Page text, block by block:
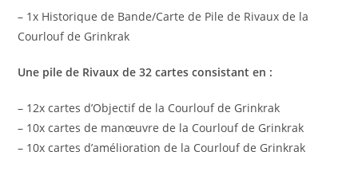
– 1x Historique de Bande/Carte de Pile de Rivaux de la
Courlouf de Grinkrak
Une pile de Rivaux de 32 cartes consistant en :
– 12x cartes d’Objectif de la Courlouf de Grinkrak
– 10x cartes de manœuvre de la Courlouf de Grinkrak
– 10x cartes d’amélioration de la Courlouf de Grinkrak